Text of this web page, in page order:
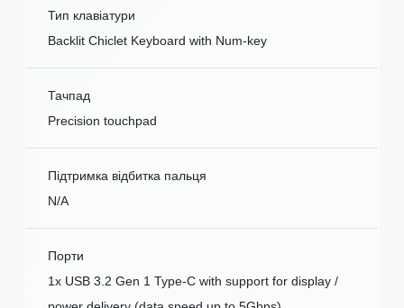
Тип клавіатури
Backlit Chiclet Keyboard with Num-key
Тачпад
Precision touchpad
Підтримка відбитка пальця
N/A
Порти
1x USB 3.2 Gen 1 Type-C with support for display /